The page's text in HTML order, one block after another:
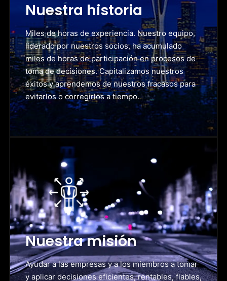
Nuestra historia
Miles de horas de experiencia. Nuestro equipo,
liderado por nuestros socios, ha acumulado
miles de horas de participación en procesos de
toma de decisiones. Capitalizamos nuestros
éxitos y aprendemos de nuestros fracasos para
evitarlos o corregirlos a tiempo.
Nuestra misión
Ayudar a las empresas y a los miembros a tomar
y aplicar decisiones eficientes, rentables, fiables,